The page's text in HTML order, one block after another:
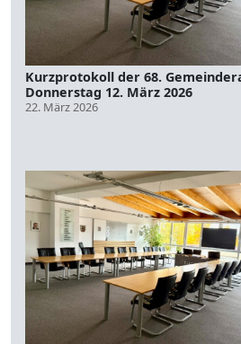
Kurzprotokoll der 68.
Donnerstag 12. März 2026
22. März 2026